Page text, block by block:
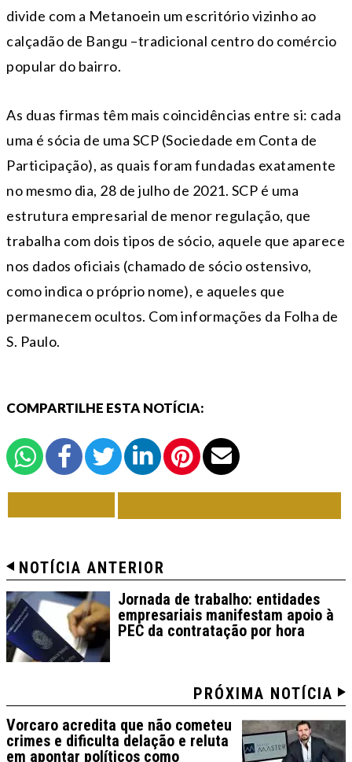
divide com a Metanoein um escritório vizinho ao
calçadão de Bangu –tradicional centro do comércio
popular do bairro.
As duas firmas têm mais coincidências entre si: cada
uma é sócia de uma SCP (Sociedade em Conta de
Participação), as quais foram fundadas exatamente
no mesmo dia, 28 de julho de 2021. SCP é uma
estrutura empresarial de menor regulação, que
trabalha com dois tipos de sócio, aquele que aparece
nos dados oficiais (chamado de sócio ostensivo,
como indica o próprio nome), e aqueles que
permanecem ocultos. Com informações da Folha de
S. Paulo.
COMPARTILHE ESTA NOTÍCIA:
NOTÍCIA ANTERIOR
Jornada de trabalho: entidades
empresariais manifestam apoio à
PEC da contratação por hora
PRÓXIMA NOTÍCIA
Vorcaro acredita que não cometeu
crimes e dificulta delação e reluta
em apontar políticos como